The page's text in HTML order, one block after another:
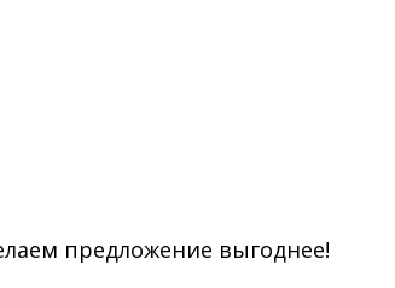
предложение выгоднее!